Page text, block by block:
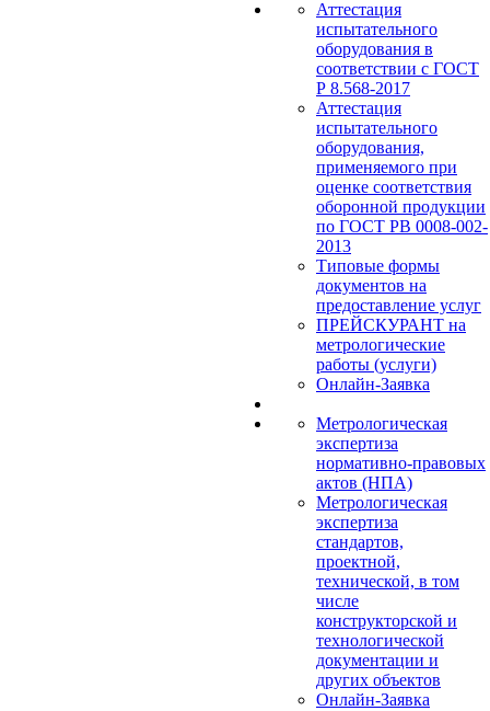
Аттестация
испытательного
оборудования в
соответствии с ГОСТ
Р 8.568-2017
Аттестация
испытательного
оборудования,
применяемого при
оценке соответствия
оборонной продукции
по ГОСТ РВ 0008-002-
2013
Типовые формы
документов на
предоставление услуг
ПРЕЙСКУРАНТ на
метрологические
работы (услуги)
Онлайн-Заявка
Метрологическая
экспертиза
нормативно-правовых
актов (НПА)
Метрологическая
экспертиза
стандартов,
проектной,
технической, в том
числе
конструкторской и
технологической
документации и
других объектов
Онлайн-Заявка